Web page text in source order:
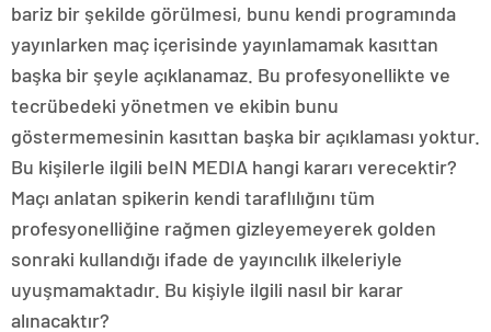
bariz bir şekilde görülmesi, bunu kendi programında
yayınlarken maç içerisinde yayınlamamak kasıttan
başka bir şeyle açıklanamaz. Bu profesyonellikte ve
tecrübedeki yönetmen ve ekibin bunu
göstermemesinin kasıttan başka bir açıklaması yoktur.
Bu kişilerle ilgili beIN MEDIA hangi kararı verecektir?
Maçı anlatan spikerin kendi taraflılığını tüm
profesyonelliğine rağmen gizleyemeyerek golden
sonraki kullandığı ifade de yayıncılık ilkeleriyle
uyuşmamaktadır. Bu kişiyle ilgili nasıl bir karar
alınacaktır?